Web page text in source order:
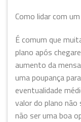
Como lidar com
É comum que
plano após
aumento da
uma poupança
eventualidade
valor do plano não
não ser uma boa